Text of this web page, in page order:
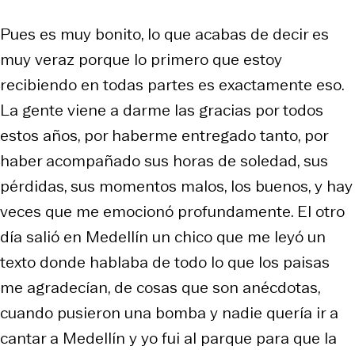
Pues es muy bonito, lo que acabas de decir es
muy veraz porque lo primero que estoy
recibiendo en todas partes es exactamente eso.
La gente viene a darme las gracias por todos
estos años, por haberme entregado tanto, por
haber acompañado sus horas de soledad, sus
pérdidas, sus momentos malos, los buenos, y hay
veces que me emocionó profundamente. El otro
día salió en Medellín un chico que me leyó un
texto donde hablaba de todo lo que los paisas
me agradecían, de cosas que son anécdotas,
cuando pusieron una bomba y nadie quería ir a
cantar a Medellín y yo fui al parque para que la